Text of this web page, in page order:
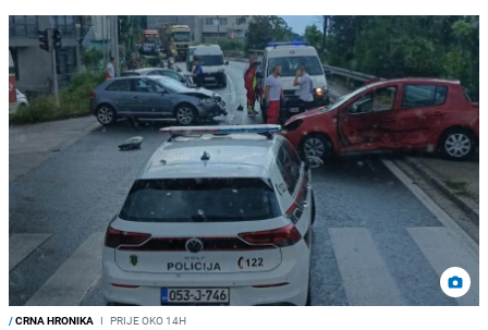
/CRNA HRONIKA I PRIJE OKO 14H